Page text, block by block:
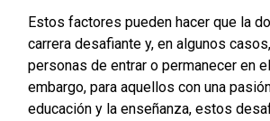
Estos factores pueden hacer que la
carrera desafiante y, en algunos
personas de entrar o permanecer en
embargo, para aquellos con una
educación y la enseñanza, estos